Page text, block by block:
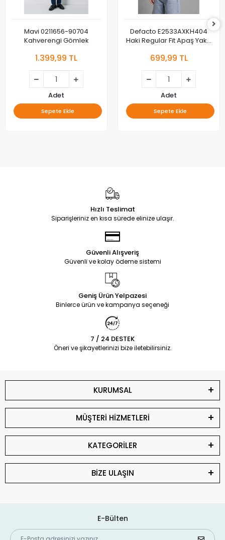
Mavi 0211656-90704
Kahverengi Gömlek
1.399,99 TL
Adet
Sepete Ekle
Defacto E2533AXKH404
Haki Regular Fit Apaş Yaka
699,99 TL
Adet
Sepete Ekle
Hızlı Teslimat
Siparişleriniz en kısa sürede elinize ulaşır.
Güvenli Alışveriş
Güvenli ve kolay ödeme sistemi
Geniş Ürün Yelpazesi
Binlerce ürün ve kampanya seçeneği
7 / 24 DESTEK
Öneri ve şikayetlerinizi bize iletebilirsiniz.
KURUMSAL
MÜŞTERİ HİZMETLERİ
KATEGORİLER
BİZE ULAŞIN
E-Bülten